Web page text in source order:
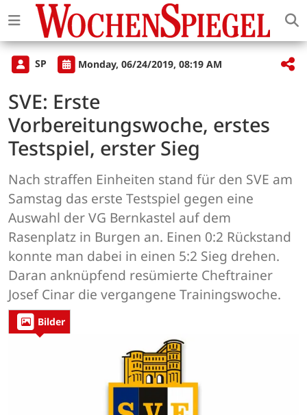
SP Monday, 06/24/2019, 08:19 AM
SVE: Erste
Vorbereitungswoche, erstes
Testspiel, erster Sieg
Nach straffen Einheiten stand für den SVE am
Samstag das erste Testspiel gegen eine
Auswahl der VG Bernkastel auf dem
Rasenplatz in Burgen an. Einen 0:2 Rückstand
konnte man dabei in einen 5:2 Sieg drehen.
Daran anknüpfend resümierte Cheftrainer
Josef Cinar die vergangene Trainingswoche.
Bilder